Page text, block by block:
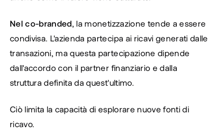
Nel co-branded, la monetizzazione tende a essere
condivisa. L'azienda partecipa ai ricavi generati dalle
transazioni, ma questa partecipazione dipende
dall'accordo con il partner finanziario e dalla
struttura definita da quest'ultimo.
Ciò limita la capacità di esplorare nuove fonti di
ricavo.